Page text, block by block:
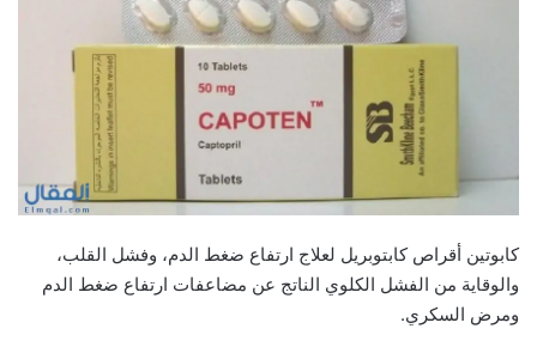
كابوتين أقراص كابتوبريل لعلاج ارتفاع ضغط الدم، وفشل القلب،
والوقاية من الفشل الكلوي الناتج عن مضاعفات ارتفاع ضغط الدم
ومرض السكري.